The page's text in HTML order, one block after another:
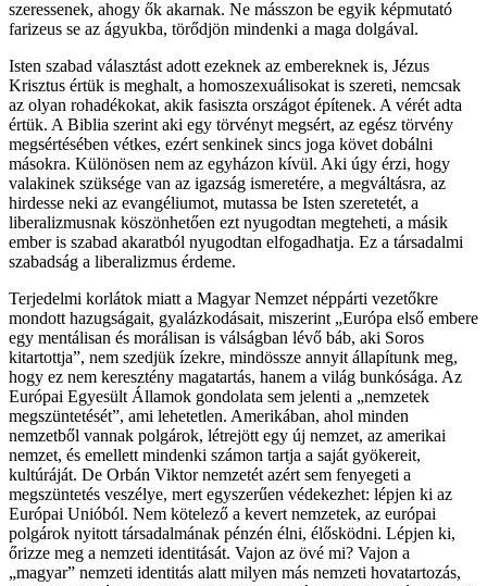
szeressenek, ahogy ők akarnak. Ne másszon be egyik képmutató
farizeus se az ágyukba, törődjön mindenki a maga dolgával.
Isten szabad választást adott ezeknek az embereknek is, Jézus
Krisztus értük is meghalt, a homoszexuálisokat is szereti, nemcsak
az olyan rohadékokat, akik fasiszta országot építenek. A vérét adta
értük. A Biblia szerint aki egy törvényt megsért, az egész törvény
megsértésében vétkes, ezért senkinek sincs joga követ dobálni
másokra. Különösen nem az egyházon kívül. Aki úgy érzi, hogy
valakinek szüksége van az igazság ismeretére, a megváltásra, az
hirdesse neki az evangéliumot, mutassa be Isten szeretetét, a
liberalizmusnak köszönhetően ezt nyugodtan megteheti, a másik
ember is szabad akaratból nyugodtan elfogadhatja. Ez a társadalmi
szabadság a liberalizmus érdeme.
Terjedelmi korlátok miatt a Magyar Nemzet néppárti vezetőkre
mondott hazugságait, gyalázkodásait, miszerint „Európa első embere
egy mentálisan és morálisan is válságban lévő báb, aki Soros
kitartottja”, nem szedjük ízekre, mindössze annyit állapítunk meg,
hogy ez nem keresztény magatartás, hanem a világ bunkósága. Az
Európai Egyesült Államok gondolata sem jelenti a „nemzetek
megszüntetését”, ami lehetetlen. Amerikában, ahol minden
nemzetből vannak polgárok, létrejött egy új nemzet, az amerikai
nemzet, és emellett mindenki számon tartja a saját gyökereit,
kultúráját. De Orbán Viktor nemzetét azért sem fenyegeti a
megszüntetés veszélye, mert egyszerűen védekezhet: lépjen ki az
Európai Unióból. Nem kötelező a kevert nemzetek, az európai
polgárok nyitott társadalmának pénzén élni, élősködni. Lépjen ki,
őrizze meg a nemzeti identitását. Vajon az övé mi? Vajon a
„magyar” nemzeti identitás alatt milyen más nemzeti hovatartozás,